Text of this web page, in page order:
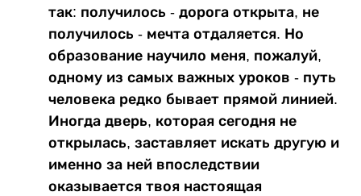
так: получилось - дорога открыта, не
получилось - мечта отдаляется. Но
образование научило меня, пожалуй,
одному из самых важных уроков - путь
человека редко бывает прямой линией.
Иногда дверь, которая сегодня не
открылась, заставляет искать другую и
именно за ней впоследствии
оказывается твоя настоящая